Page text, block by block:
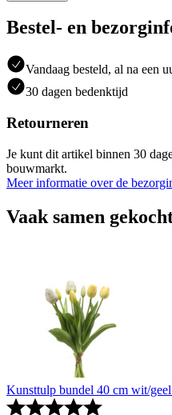
Bestel- en
Vandaag besteld, al na een
30 dagen bedenktijd
Retourneren
Je kunt dit artikel binnen 30
bouwmarkt.
Meer informatie over de
Vaak samen
Kunsttulp bundel 40 cm wit/